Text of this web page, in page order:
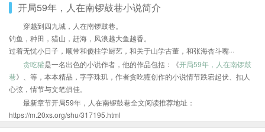
开局59年，人在南锣鼓巷小说简介
穿越到四九城，人在南锣鼓巷。
钓鱼，种田，猎山，赶海，风浪越大鱼越香。
过着无忧小日子，顺带和傻柱学厨艺，和关于山学古董，和张海杏斗嘴···
贪吃獾是一名出色的小说作者，他的作品包括：《开局59年，人在南锣鼓
巷》、等，本本精品，字字珠玑，作者贪吃獾创作的小说情节跌宕起伏、扣人
心弦，情节与文笔俱佳。
最新章节开局59年，人在南锣鼓巷全文阅读推荐地址：
https://m.20xs.org/shu/317195.html